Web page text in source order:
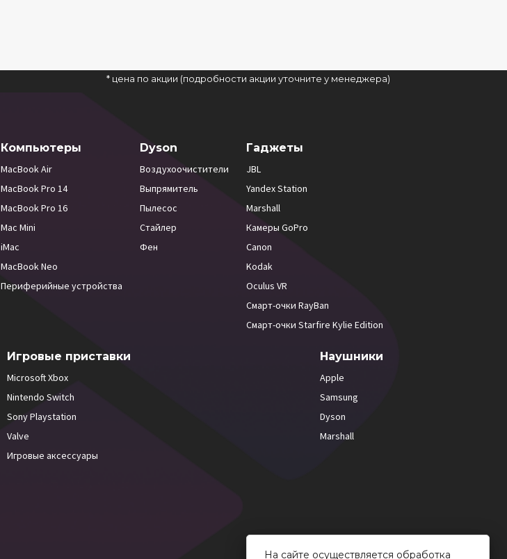
* цена по акции (подробности акции уточните у менеджера)
Компьютеры
MacBook Air
MacBook Pro 14
MacBook Pro 16
Mac Mini
iMac
MacBook Neo
Периферийные устройства
Dyson
Воздухоочистители
Выпрямитель
Пылесос
Стайлер
Фен
Гаджеты
JBL
Yandex Station
Marshall
Камеры GoPro
Canon
Kodak
Oculus VR
Смарт-очки RayBan
Смарт-очки Starfire Kylie Edition
Игровые приставки
Microsoft Xbox
Nintendo Switch
Sony Playstation
Valve
Игровые аксессуары
Наушники
Apple
Samsung
Dyson
Marshall
На сайте осуществляется обработка